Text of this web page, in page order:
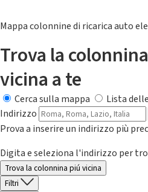
Mappa colonnine di ricarica auto
Trova la
vicina a te
Cerca sulla mappa
Lista
Indirizzo
Prova a inserire un indirizzo più
Digita e seleziona l'indirizzo per
Trova la colonnina piú vicina
Filtri